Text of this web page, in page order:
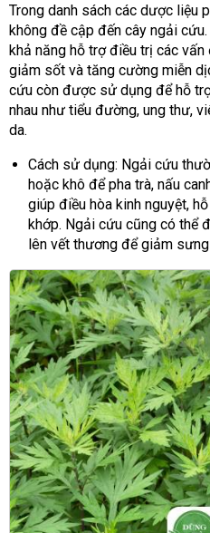
Trong danh sách các dược liệu
không đề cập đến cây ngải
khả năng hỗ trợ điều trị các
giảm sốt và tăng cường miễn
cứu còn được sử dụng để hỗ
nhau như tiểu đường, ung thư,
da.
Cách sử dụng: Ngải cứu
hoặc khô để pha trà, nấu
giúp điều hòa kinh nguyệt,
khớp. Ngải cứu cũng có thể
lên vết thương để giảm